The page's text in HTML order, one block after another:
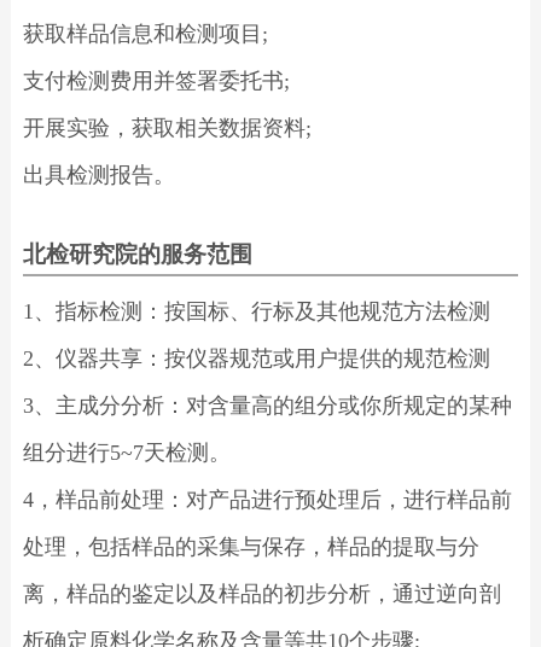
获取样品信息和检测项目;
支付检测费用并签署委托书;
开展实验，获取相关数据资料;
出具检测报告。
北检研究院的服务范围
1、指标检测：按国标、行标及其他规范方法检测
2、仪器共享：按仪器规范或用户提供的规范检测
3、主成分分析：对含量高的组分或你所规定的某种
组分进行5~7天检测。
4，样品前处理：对产品进行预处理后，进行样品前
处理，包括样品的采集与保存，样品的提取与分
离，样品的鉴定以及样品的初步分析，通过逆向剖
析确定原料化学名称及含量等共10个步骤;